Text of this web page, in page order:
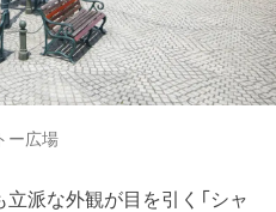
ー広場
派な外観が目を引く「シャ